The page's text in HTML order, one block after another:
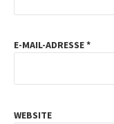
E-MAIL-ADRESSE*
WEBSITE